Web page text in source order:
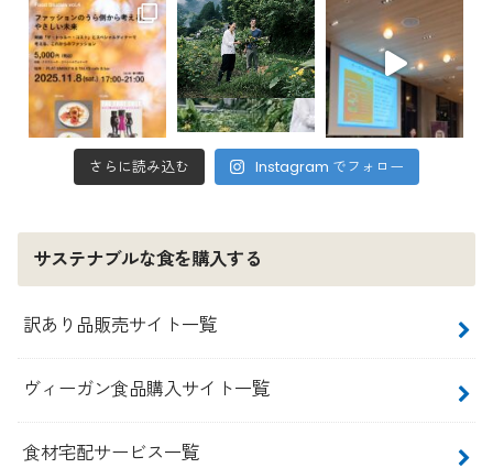
さらに読み込む Instagram でフォロー
サステナブルな食を購入する
訳あり品販売サイト一覧
ヴィーガン食品購入サイト一覧
食材宅配サービス一覧